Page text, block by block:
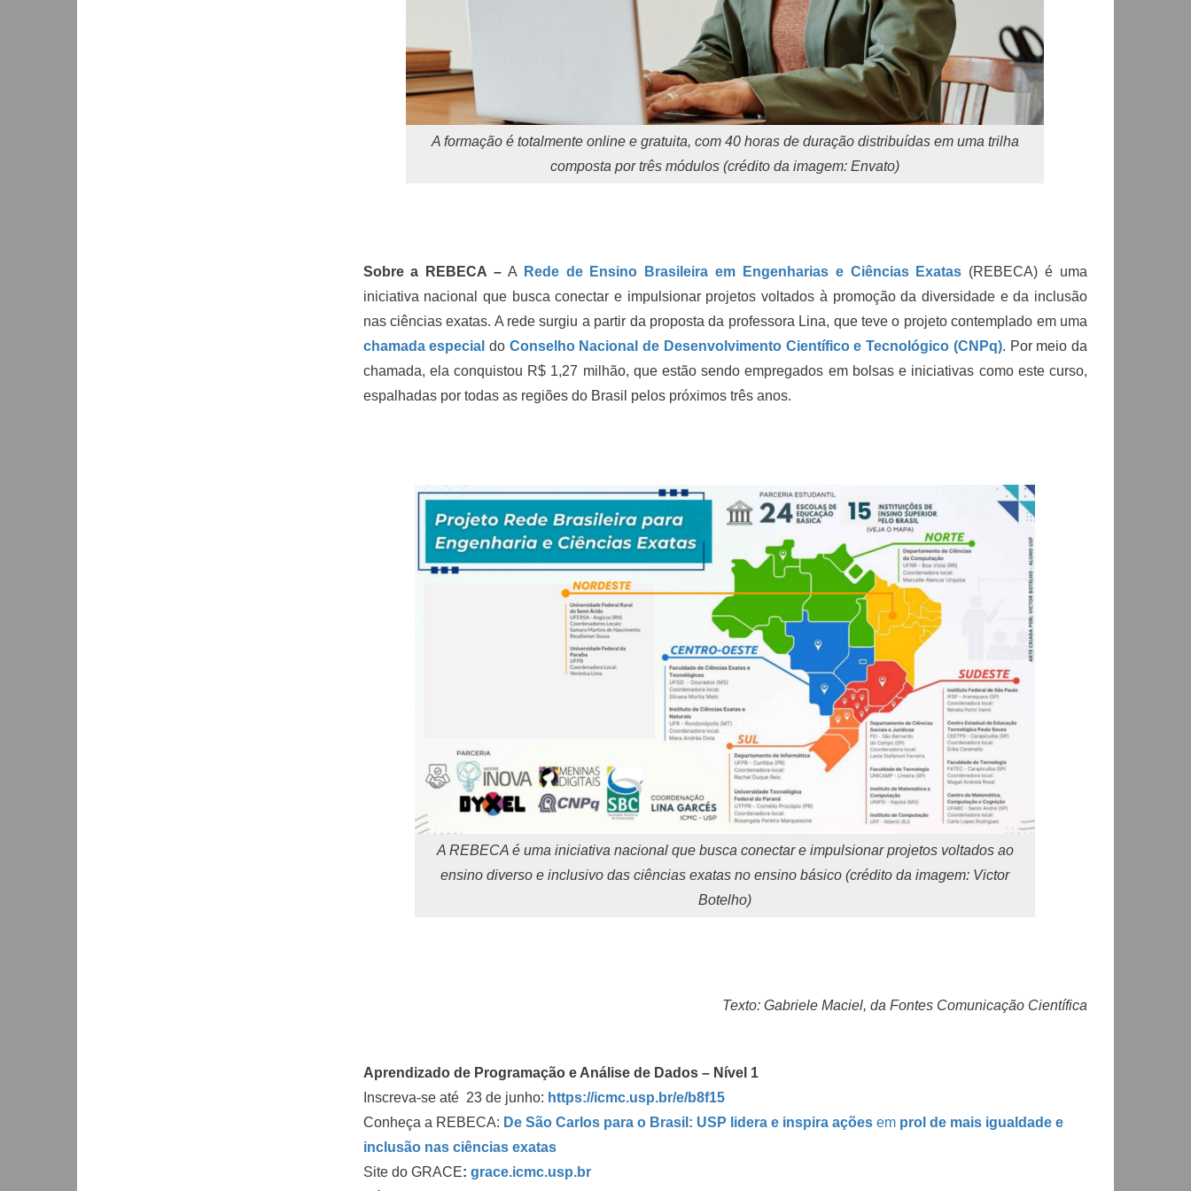
A formação é totalmente online e gratuita, com 40 horas de duração distribuídas em uma trilha
composta por três módulos (crédito da imagem: Envato)
Sobre a REBECA – A Rede de Ensino Brasileira em Engenharias e Ciências Exatas (REBECA) é uma
iniciativa nacional que busca conectar e impulsionar projetos voltados à promoção da diversidade e da inclusão
nas ciências exatas. A rede surgiu a partir da proposta da professora Lina, que teve o projeto contemplado em uma
chamada especial do Conselho Nacional de Desenvolvimento Científico e Tecnológico (CNPq). Por meio da
chamada, ela conquistou R$ 1,27 milhão, que estão sendo empregados em bolsas e iniciativas como este curso,
espalhadas por todas as regiões do Brasil pelos próximos três anos.
A REBECA é uma iniciativa nacional que busca conectar e impulsionar projetos voltados ao
ensino diverso e inclusivo das ciências exatas no ensino básico (crédito da imagem: Victor
Botelho)
Texto: Gabriele Maciel, da Fontes Comunicação Científica
Aprendizado de Programação e Análise de Dados – Nível 1
Inscreva-se até 23 de junho: https://icmc.usp.br/e/b8f15
Conheça a REBECA: De São Carlos para o Brasil: USP lidera e inspira açõesemprol de mais igualdade e
inclusão nas ciências exatas
Site do GRACE: grace.icmc.usp.br